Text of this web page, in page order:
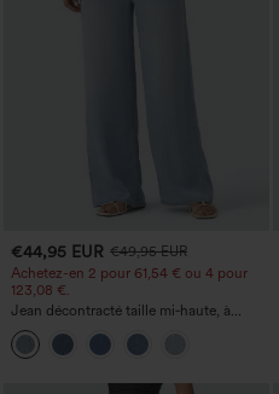
€44,95 EUR €49,95 EUR
Achetez-en 2 pour 61,54 € ou 4 pour
123,08 €.
Jean décontracté taille mi‑haute, à
cordon de serrage, avec poches